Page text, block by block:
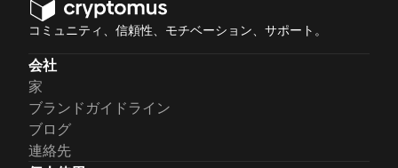
コミュニティ、信頼性、モチベーション、サポート。
会社
家
ブランドガイドライン
ブログ
連絡先